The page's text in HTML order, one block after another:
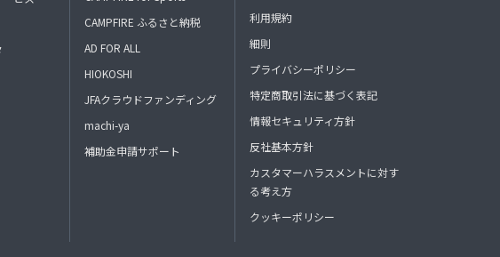
CAMPFIRE ふるさと納税
AD FOR ALL
HIOKOSHI
JFAクラウドファンディング
machi-ya
補助金申請サポート
利用規約
細則
プライバシーポリシー
特定商取引法に基づく表記
情報セキュリティ方針
反社基本方針
カスタマーハラスメントに対す
る考え方
クッキーポリシー